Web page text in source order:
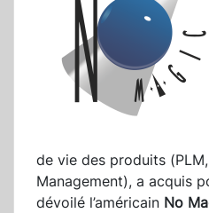
de vie des produits
Management), a acquis
dévoilé l’américain No